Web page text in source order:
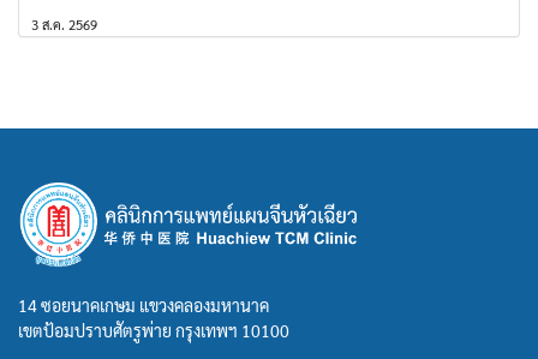
3 ส.ค. 2569
14 ซอยนาคเกษม แขวงคลองมหานาค
เขตป้อมปราบศัตรูพ่าย กรุงเทพฯ 10100